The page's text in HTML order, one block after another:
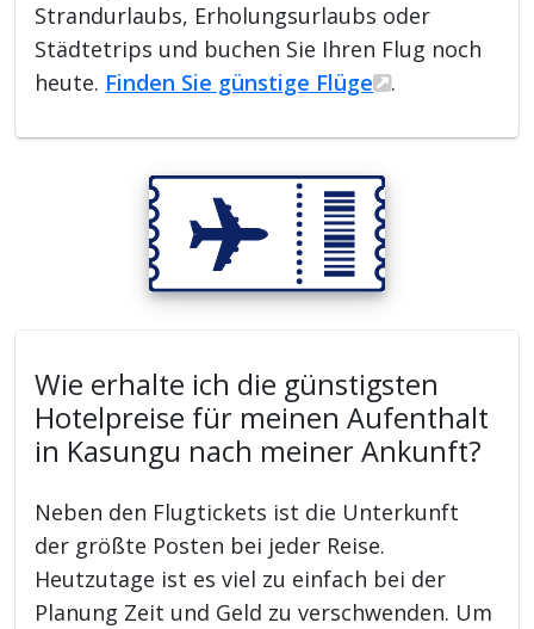
Strandurlaubs, Erholungsurlaubs oder
Städtetrips und buchen Sie Ihren Flug noch
heute. Finden Sie günstige Flüge .
Wie erhalte ich die günstigsten
Hotelpreise für meinen Aufenthalt
in Kasungu nach meiner Ankunft?
Neben den Flugtickets ist die Unterkunft
der größte Posten bei jeder Reise.
Heutzutage ist es viel zu einfach bei der
Planung Zeit und Geld zu verschwenden. Um